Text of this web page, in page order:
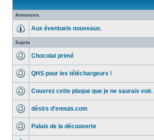
Annonces
Aux éventuels nouveaux.
Sujets
Chocolat primé
QHS pour les téléchargeurs !
Couvrez cette plaque que je ne saurais voir.
désirs d'ennuis.com
Palais de la découverte